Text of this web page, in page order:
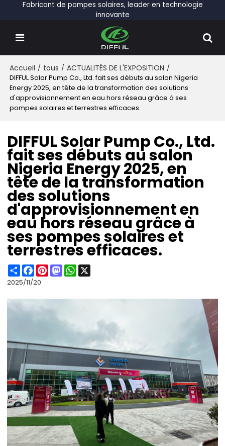
Fabricant de pompes solaires, leader en technologie
innovante
Accueil / tous / ACTUALITÉS DE L'EXPOSITION /
DIFFUL Solar Pump Co., Ltd. fait ses débuts au salon Nigeria
Energy 2025, en tête de la transformation des solutions
d'approvisionnement en eau hors réseau grâce à ses
pompes solaires et terrestres efficaces.
DIFFUL Solar Pump Co., Ltd.
fait ses débuts au salon
Nigeria Energy 2025, en
tête de la transformation
des solutions
d'approvisionnement en
eau hors réseau grâce à
ses pompes solaires et
terrestres efficaces.
ShareFacebook
PinterestMastodonWhatsApp
2025/11/20